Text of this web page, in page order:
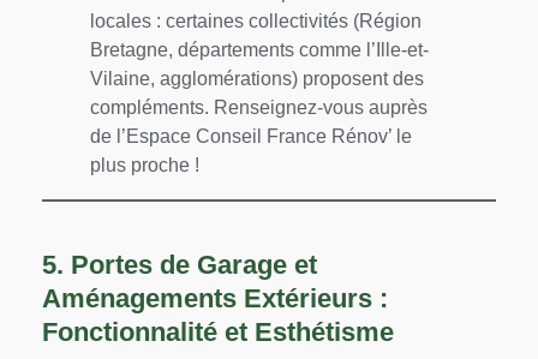
locales : certaines collectivités (Région
Bretagne, départements comme l’Ille-et-
Vilaine, agglomérations) proposent des
compléments. Renseignez-vous auprès
de l’Espace Conseil France Rénov’ le
plus proche !
5. Portes de Garage et
Aménagements Extérieurs :
Fonctionnalité et Esthétisme